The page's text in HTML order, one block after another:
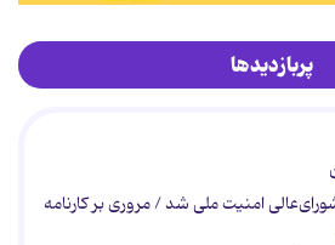
پربازدیدها
امنیت ملی شد / مروری بر کارنامه